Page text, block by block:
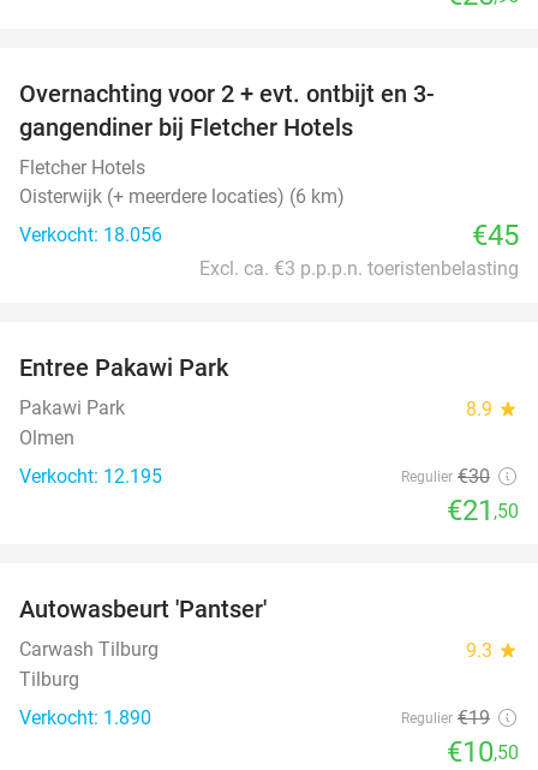
Overnachting voor 2 + evt. ontbijt en 3-
gangendiner bij Fletcher Hotels
Fletcher Hotels
Oisterwijk (+ meerdere locaties) (6 km)
Verkocht: 18.056
€45
Excl. ca. €3 p.p.p.n. toeristenbelasting
Entree Pakawi Park
Pakawi Park 8.9 star
Olmen
Verkocht: 12.195
Regulier €30
€21 ,50
Autowasbeurt 'Pantser'
Carwash Tilburg 9.3 star
Tilburg
Verkocht: 1.890
Regulier €19
€10,50